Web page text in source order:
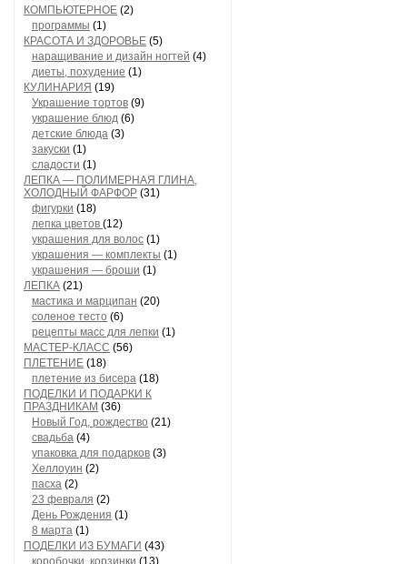
КОМПЬЮТЕРНОЕ (2)
программы (1)
КРАСОТА И ЗДОРОВЬЕ (5)
наращивание и дизайн ногтей (4)
диеты, похудение (1)
КУЛИНАРИЯ (19)
Украшение тортов (9)
украшение блюд (6)
детские блюда (3)
закуски (1)
сладости (1)
ЛЕПКА — ПОЛИМЕРНАЯ ГЛИНА,
ХОЛОДНЫЙ ФАРФОР (31)
фигурки (18)
лепка цветов (12)
украшения для волос (1)
украшения — комплекты (1)
украшения — броши (1)
ЛЕПКА (21)
мастика и марципан (20)
соленое тесто (6)
рецепты масс для лепки (1)
МАСТЕР-КЛАСС (56)
ПЛЕТЕНИЕ (18)
плетение из бисера (18)
ПОДЕЛКИ И ПОДАРКИ К
ПРАЗДНИКАМ (36)
Новый Год, рождество (21)
свадьба (4)
упаковка для подарков (3)
Хеллоуин (2)
пасха (2)
23 февраля (2)
День Рождения (1)
8 марта (1)
ПОДЕЛКИ ИЗ БУМАГИ (43)
коробочки, корзинки (13)